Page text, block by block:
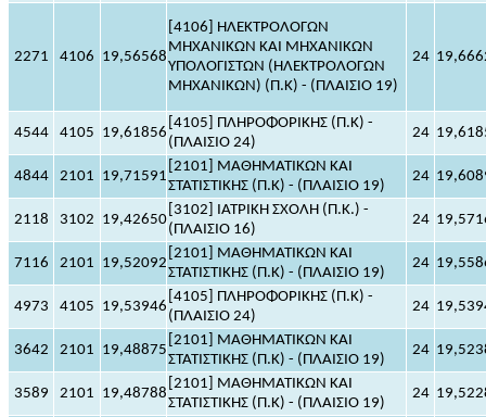
2271 4106 19,56568
[4106] ΗΛΕΚΤΡΟΛΟΓΩΝ
ΜΗΧΑΝΙΚΩΝ ΚΑΙ ΜΗΧΑΝΙΚΩΝ
ΥΠΟΛΟΓΙΣΤΩΝ (ΗΛΕΚΤΡΟΛΟΓΩΝ
ΜΗΧΑΝΙΚΩΝ) (Π.Κ) - (ΠΛΑΙΣΙΟ 19)
24
4544 4105 19,61856
[4105] ΠΛΗΡΟΦΟΡΙΚΗΣ (Π.Κ) -
(ΠΛΑΙΣΙΟ 24)
24
4844 2101 19,71591
[2101] ΜΑΘΗΜΑΤΙΚΩΝ ΚΑΙ
ΣΤΑΤΙΣΤΙΚΗΣ (Π.Κ) - (ΠΛΑΙΣΙΟ 19)
24
2118 3102 19,42650
[3102] ΙΑΤΡΙΚΗ ΣΧΟΛΗ (Π.Κ.) -
(ΠΛΑΙΣΙΟ 16)
24
7116 2101 19,52092
[2101] ΜΑΘΗΜΑΤΙΚΩΝ ΚΑΙ
ΣΤΑΤΙΣΤΙΚΗΣ (Π.Κ) - (ΠΛΑΙΣΙΟ 19)
24
4973 4105 19,53946
[4105] ΠΛΗΡΟΦΟΡΙΚΗΣ (Π.Κ) -
(ΠΛΑΙΣΙΟ 24)
24
3642 2101 19,48875
[2101] ΜΑΘΗΜΑΤΙΚΩΝ ΚΑΙ
ΣΤΑΤΙΣΤΙΚΗΣ (Π.Κ) - (ΠΛΑΙΣΙΟ 19)
24
3589 2101 19,48788
[2101] ΜΑΘΗΜΑΤΙΚΩΝ ΚΑΙ
ΣΤΑΤΙΣΤΙΚΗΣ (Π.Κ) - (ΠΛΑΙΣΙΟ 19)
24